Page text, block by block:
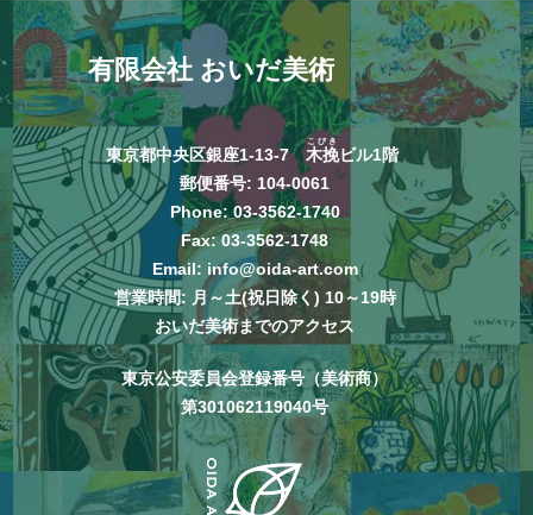
有限会社 おいだ美術
東京都中央区銀座1-13-7木挽
こびき
ビル1階
郵便番号: 104-0061
Phone: 03-3562-1740
Fax: 03-3562-1748
Email: info@oida-art.com
営業時間: 月～土(祝日除く) 10～19時
おいだ美術までのアクセス
東京公安委員会登録番号（美術商）
第301062119040号